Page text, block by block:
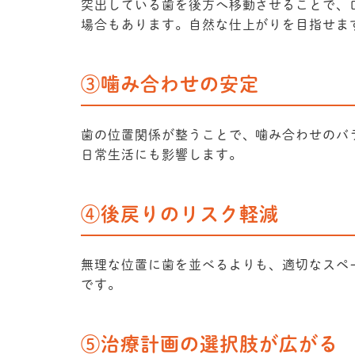
突出している歯を後方へ移動させることで
場合もあります。自然な仕上がりを目指せま
③噛み合わせの安定
歯の位置関係が整うことで、噛み合わせの
日常生活にも影響します。
④後戻りのリスク軽減
無理な位置に歯を並べるよりも、適切なス
です。
⑤治療計画の選択肢が広がる